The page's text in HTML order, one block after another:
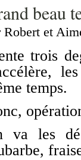
beau
Robert et
trois
temps.
va les